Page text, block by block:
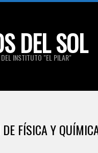
DEL SOL
DEL INSTITUTO "EL PILAR"
FÍSICA Y